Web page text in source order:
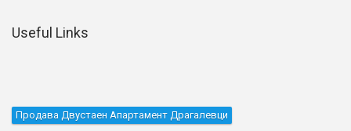
Useful Links
Продава Двустаен Апартамент Драгалевци